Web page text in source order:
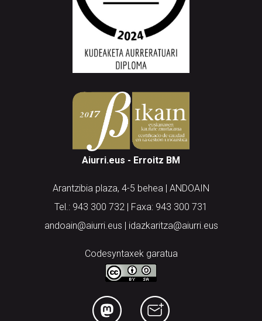
Aiurri.eus - Erroitz BM
Arantzibia plaza, 4-5 behea | ANDOAIN
Tel.: 943 300 732 | Faxa: 943 300 731
andoain@aiurri.eus | idazkaritza@aiurri.eus
Codesyntaxek garatua